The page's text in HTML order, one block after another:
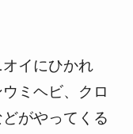
イにひかれ
ミヘビ、クロ
がやってくる